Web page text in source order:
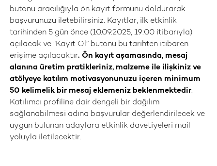
butonu aracılığıyla ön kayıt formunu doldurarak
başvurunuzu iletebilirsiniz. Kayıtlar, ilk etkinlik
tarihinden 5 gün önce (10.09.2025, 19:00 itibarıyla)
açılacak ve “Kayıt Ol” butonu bu tarihten itibaren
erişime açılacaktır. Ön kayıt aşamasında, mesaj
alanına üretim pratikleriniz, malzeme ile ilişkiniz ve
atölyeye katılım motivasyonunuzu içeren minimum
50 kelimelik bir mesaj eklemeniz beklenmektedir.
Katılımcı profiline dair dengeli bir dağılım
sağlanabilmesi adına başvurular değerlendirilecek ve
uygun bulunan adaylara etkinlik davetiyeleri mail
yoluyla iletilecektir.